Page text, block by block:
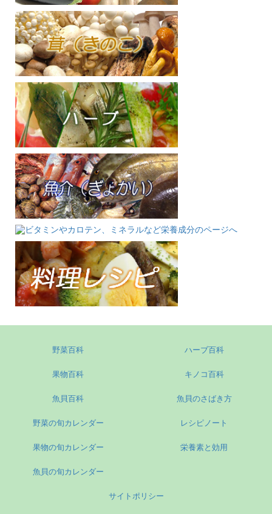
野菜百科
果物百科
魚貝百科
ハーブ百科
キノコ百科
魚貝のさばき方
野菜の旬カレンダー
果物の旬カレンダー
魚貝の旬カレンダー
レシピノート
栄養素と効用
サイトポリシー